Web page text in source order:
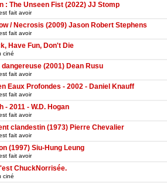
: The Unseen Fist (2022) JJ Stomp
fait avoir
/ Necrosis (2009) Jason Robert Stephens
fait avoir
Have Fun, Don't Die
ciné
(2001) Dean Rusu
fait avoir
Eaux Profondes - 2002 - Daniel Knauff
fait avoir
- 2011 - W.D. Hogan
fait avoir
clandestin (1973) Pierre Chevalier
fait avoir
(1997) Siu-Hung Leung
fait avoir
ChuckNorrisée.
ciné